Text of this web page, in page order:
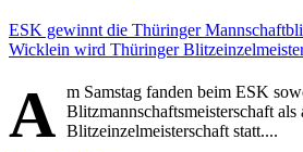
ESK gewinnt die Thüringer
Wicklein wird Thüringer
A m Samstag fanden beim ESK
Blitzmannschaftsmeisterschaft
Blitzeinzelmeisterschaft statt....